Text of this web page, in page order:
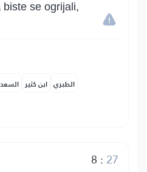
se ogrijali,
ابن كثير الطبري
8 : 27